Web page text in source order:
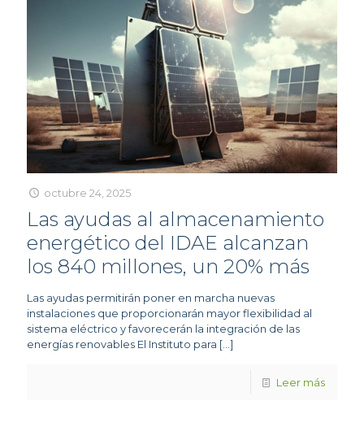
octubre 24, 2025
Las ayudas al almacenamiento
energético del IDAE alcanzan
los 840 millones, un 20% más
Las ayudas permitirán poner en marcha nuevas
instalaciones que proporcionarán mayor flexibilidad al
sistema eléctrico y favorecerán la integración de las
energías renovables El Instituto para […]
Leer más